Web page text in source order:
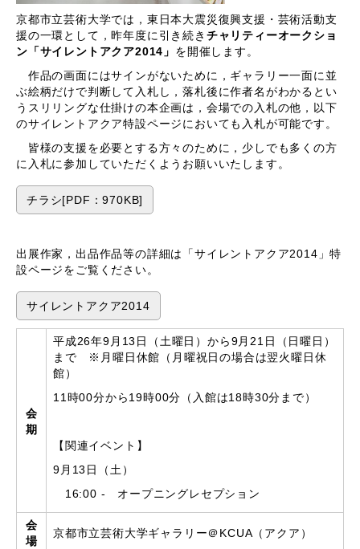
京都市立芸術大学では，東日本大震災復興支援・芸術活動支
援の一環として，昨年度に引き続き チャリティーオークショ
ン「サイレントアクア2014」 を開催します。
作品の画面にはサインがないために，ギャラリー一面に並
ぶ絵柄だけで判断して入札し，落札後に作者名がわかるとい
うスリリングな仕掛けの本企画は，会場での入札の他，以下
のサイレントアクア特設ページにおいても入札が可能です。
皆様の支援を必要とする方々のために，少しでも多くの方
に入札に参加していただくようお願いいたします。
チラシ[PDF：970KB]
出展作家，出品作品等の詳細は「サイレントアクア2014」特
設ページをご覧ください。
サイレントアクア2014
会
期
平成26年9月13日（土曜日）から9月21日（日曜日）
まで ※月曜日休館（月曜祝日の場合は翌火曜日休
館）
11時00分から19時00分（入館は18時30分まで）
【関連イベント】
9月13日（土）
16:00 - オープニングレセプション
会
場
京都市立芸術大学ギャラリー＠KCUA（アクア）